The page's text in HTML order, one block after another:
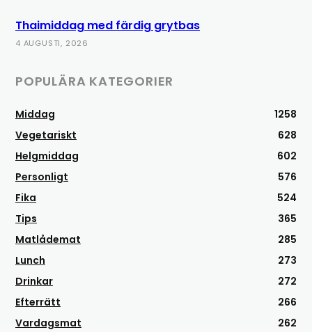
Thaimiddag med färdig grytbas
4 AUGUSTI, 2026
POPULÄRA KATEGORIER
Middag
1258
Vegetariskt
628
Helgmiddag
602
Personligt
576
Fika
524
Tips
365
Matlådemat
285
Lunch
273
Drinkar
272
Efterrätt
266
Vardagsmat
262